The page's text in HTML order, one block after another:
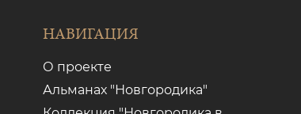
НАВИГАЦИЯ
О проекте
Альманах "Новгородика"